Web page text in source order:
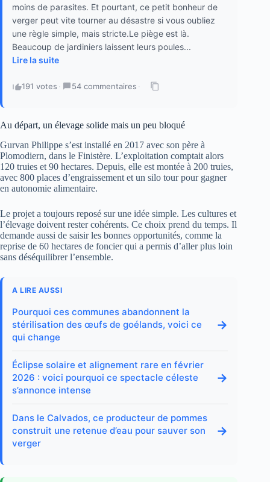
moins de parasites. Et pourtant, ce petit bonheur de
verger peut vite tourner au désastre si vous oubliez
une règle simple, mais stricte.Le piège est là.
Beaucoup de jardiniers laissent leurs poules...
Lire la suite
191 votes · 54 commentaires ·
Au départ, un élevage solide mais un peu bloqué
Gurvan Philippe s’est installé en 2017 avec son père à
Plomodiern, dans le Finistère. L’exploitation comptait alors
120 truies et 90 hectares. Depuis, elle est montée à 200 truies,
avec 800 places d’engraissement et un silo tour pour gagner
en autonomie alimentaire.
Le projet a toujours reposé sur une idée simple. Les cultures et
l’élevage doivent rester cohérents. Ce choix prend du temps. Il
demande aussi de saisir les bonnes opportunités, comme la
reprise de 60 hectares de foncier qui a permis d’aller plus loin
sans déséquilibrer l’ensemble.
A LIRE AUSSI
Pourquoi ces communes abandonnent la
stérilisation des œufs de goélands, voici ce
qui change
→
Éclipse solaire et alignement rare en février
2026 : voici pourquoi ce spectacle céleste
s’annonce intense
→
Dans le Calvados, ce producteur de pommes
construit une retenue d’eau pour sauver son
verger
→